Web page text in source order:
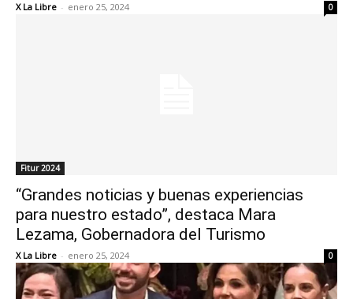
X La Libre - enero 25, 2024 0
Fitur 2024
“Grandes noticias y buenas experiencias
para nuestro estado”, destaca Mara
Lezama, Gobernadora del Turismo
X La Libre - enero 25, 2024 0